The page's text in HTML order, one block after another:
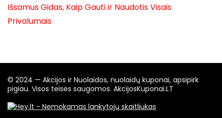
Išsamus Gidas, Kaip Gauti ir Naudotis Visais
Privalumais
© 2024 — Akcijos ir Nuolaidos, nuolaidų kuponai, apsipirk
pigiau. Visos teisės saugomos. AkcijosKuponai.LT